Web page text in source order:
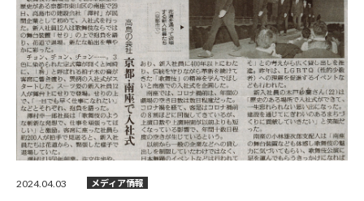
2024.04.03 メディア情報